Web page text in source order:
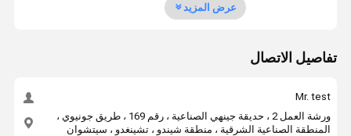
عرض المزيد
تفاصيل الاتصال
Mr. test
ورشة العمل 2 ، حديقة جينهي الصناعية ، رقم 169 ، طريق جونيوي ،
المنطقة الصناعية الشرقية ، منطقة شيندو ، تشينغدو ، سيتشوان